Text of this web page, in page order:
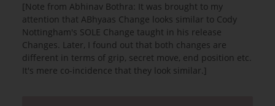
[Note from Abhinav Bothra: It was brought to my
attention that ABhyaas Change looks similar to Cody
Nottingham's SOLE Change taught in his release
Changes. Later, I found out that both changes are
different in terms of grip, secret move, end position etc.
It's mere co-incidence that they look similar.]